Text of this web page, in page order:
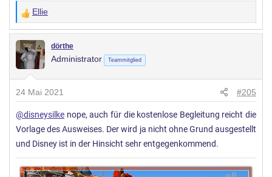
W
e
r
t
n
g
e
n
:
Ellie
dörthe
Administrator Teammitglied
24 Mai 2021 #205
@disneysilke nope, auch für die kostenlose Begleitung reicht die
Vorlage des Ausweises. Der wird ja nicht ohne Grund ausgestellt
und Disney ist in der Hinsicht sehr entgegenkommend.